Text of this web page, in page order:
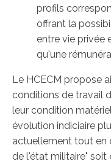
profils
offrant la
entre vie privée
qu'une
Le HCECM propose
conditions de travail
leur condition
évolution indiciaire
actuellement tout en
de l'état militaire" soit